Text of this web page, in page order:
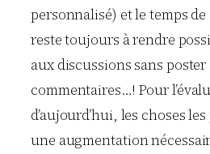
personnalisé) et le temps
reste toujours à rendre
aux discussions sans poster
commentaires…! Pour
d’aujourd’hui, les choses
une augmentation